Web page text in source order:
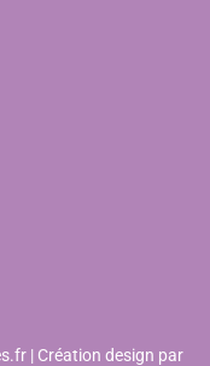
| Création design par